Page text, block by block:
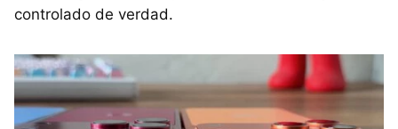
controlado de verdad.